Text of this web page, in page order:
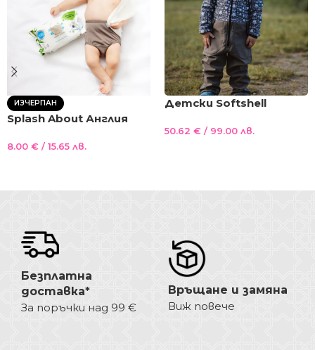
ИЗЧЕРПАН
Splash About Англия
подложки за бански ,
8.00 € / 15.65 лв.
Детски Softshell
с качулка, сиво с панди
50.62 € / 99.00 лв.
Безплатна
доставка*
За поръчки над 99 €
Връщане и замяна
Виж повече